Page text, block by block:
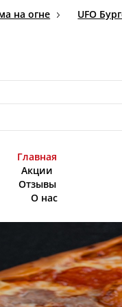
Акции
Отзывы
О нас
Шаурма на огне